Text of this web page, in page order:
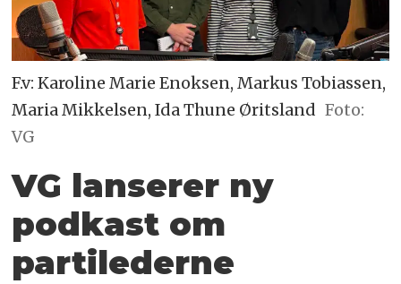
F.v: Karoline Marie Enoksen, Markus Tobiassen,
Maria Mikkelsen, Ida Thune Øritsland Foto:
VG
VG lanserer ny
podkast om
partilederne